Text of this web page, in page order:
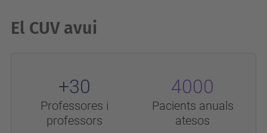
El CUV avui
+30
Professores i
professors
4000
Pacients anuals
atesos